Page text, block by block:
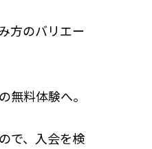
方のバリエー
料体験へ。
で、入会を検